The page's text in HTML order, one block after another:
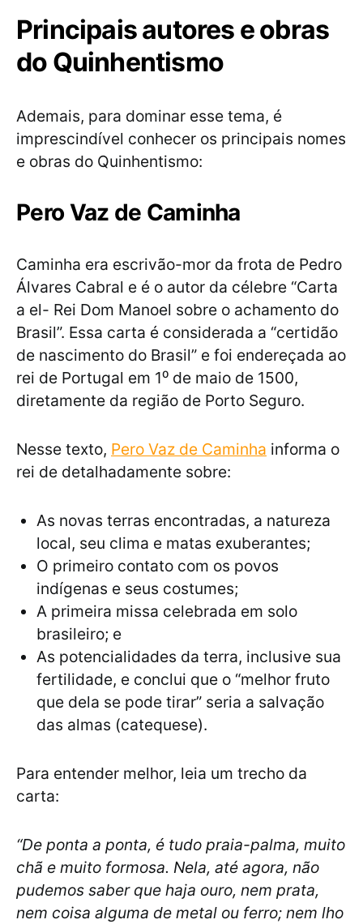
Principais autores e obras
do Quinhentismo
Ademais, para dominar esse tema, é
imprescindível conhecer os principais nomes
e obras do Quinhentismo:
Pero Vaz de Caminha
Caminha era escrivão-mor da frota de Pedro
Álvares Cabral e é o autor da célebre “Carta
a el- Rei Dom Manoel sobre o achamento do
Brasil”. Essa carta é considerada a “certidão
de nascimento do Brasil” e foi endereçada ao
rei de Portugal em 1⁰ de maio de 1500,
diretamente da região de Porto Seguro.
Nesse texto, Pero Vaz de Caminha informa o
rei de detalhadamente sobre:
As novas terras encontradas, a natureza
local, seu clima e matas exuberantes;
O primeiro contato com os povos
indígenas e seus costumes;
A primeira missa celebrada em solo
brasileiro; e
As potencialidades da terra, inclusive sua
fertilidade, e conclui que o “melhor fruto
que dela se pode tirar” seria a salvação
das almas (catequese).
Para entender melhor, leia um trecho da
carta:
“De ponta a ponta, é tudo praia-palma, muito
chã e muito formosa. Nela, até agora, não
pudemos saber que haja ouro, nem prata,
nem coisa alguma de metal ou ferro; nem lho